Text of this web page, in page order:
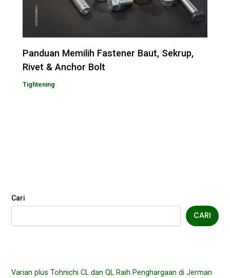
Cari
CARI
Varian plus Tohnichi CL dan QL Raih Penghargaan di Jerman
Panduan Memilih Fastener Baut, Sekrup,
Rivet & Anchor Bolt
Tightening